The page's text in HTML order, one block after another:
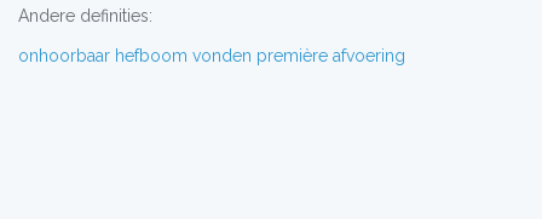
Andere definities:
onhoorbaar hefboom vonden première afvoering